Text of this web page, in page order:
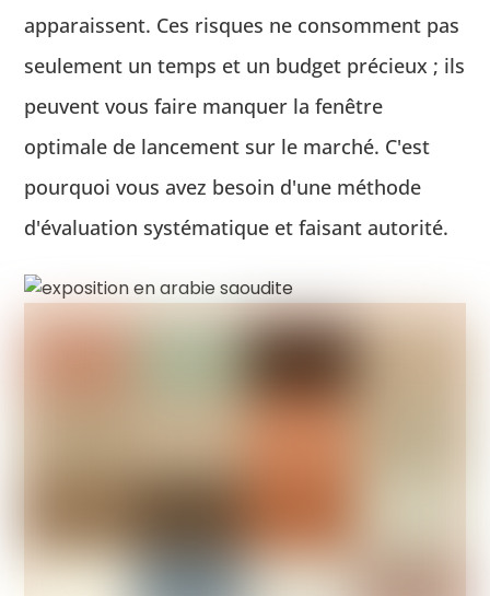
apparaissent. Ces risques ne consomment pas
seulement un temps et un budget précieux ; ils
peuvent vous faire manquer la fenêtre
optimale de lancement sur le marché. C'est
pourquoi vous avez besoin d'une méthode
d'évaluation systématique et faisant autorité.